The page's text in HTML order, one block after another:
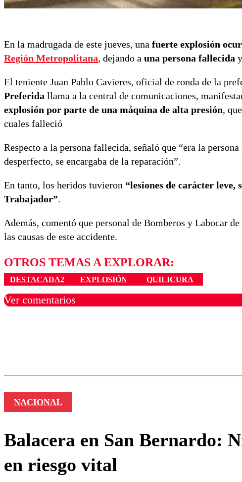
En la madrugada de este jueves, una fuerte explosión
Región Metropolitana, dejando a una persona fallecida
El teniente Juan Pablo Cavieres, oficial de ronda de la
Preferida llama a la central de comunicaciones,
explosión por parte de una máquina de alta presión,
cuales falleció
Respecto a la persona fallecida, señaló que “era la
desperfecto, se encargaba de la reparación”.
En tanto, los heridos tuvieron “lesiones de carácter
Trabajador”.
Además, comentó que personal de Bomberos y Labocar
las causas de este accidente.
OTROS TEMAS A EXPLORAR:
DESTACADA2 EXPLOSIÓN QUILICURA
Ver comentarios
NACIONAL
Balacera en San Bernardo:
en riesgo vital